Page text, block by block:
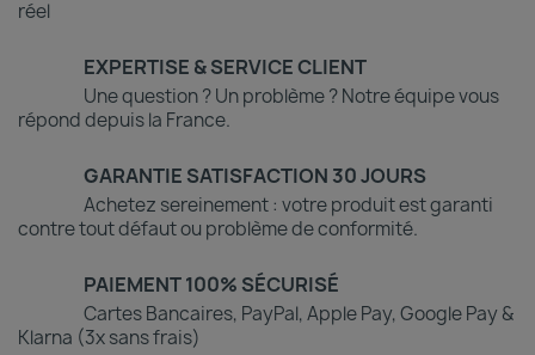
réel
EXPERTISE & SERVICE CLIENT
Une question ? Un problème ? Notre équipe vous
répond depuis la France.
GARANTIE SATISFACTION 30 JOURS
Achetez sereinement : votre produit est garanti
contre tout défaut ou problème de conformité.
PAIEMENT 100% SÉCURISÉ
Cartes Bancaires, PayPal, Apple Pay, Google Pay &
Klarna (3x sans frais)